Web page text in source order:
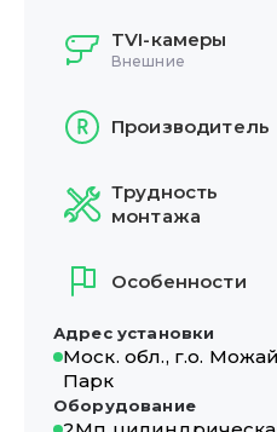
TVI-камеры
Внешние
Производитель
Трудность
монтажа
Особенности
Адрес установки
Моск. обл., г.о.
Парк
Оборудование